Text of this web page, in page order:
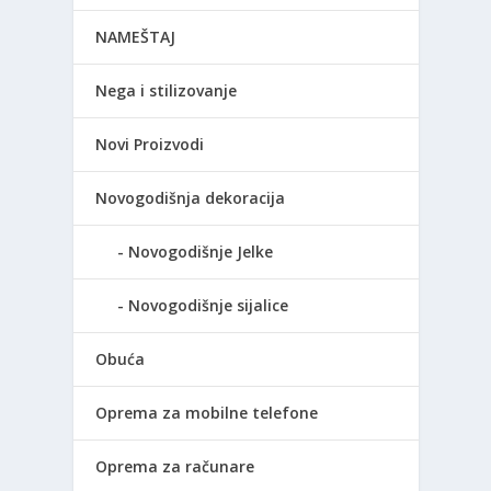
NAMEŠTAJ
Nega i stilizovanje
Novi Proizvodi
Novogodišnja dekoracija
Novogodišnje Jelke
Novogodišnje sijalice
Obuća
Oprema za mobilne telefone
Oprema za računare